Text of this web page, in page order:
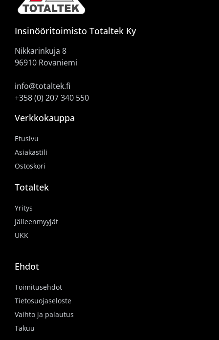
Insinööritoimisto Totaltek Ky
Nikkarinkuja 8
96910 Rovaniemi
info@totaltek.fi
+358 (0) 207 340 550
Verkkokauppa
Etusivu
Asiakastili
Ostoskori
Totaltek
Yritys
Jälleenmyyjät
UKK
Ehdot
Toimitusehdot
Tietosuojaseloste
Vaihto ja palautus
Takuu